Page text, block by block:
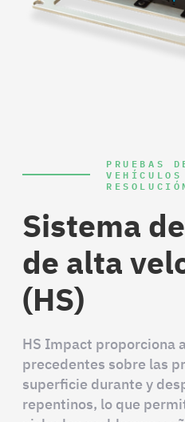
PRUEBAS
Sistema
de alta
(HS)
HS Impact proporciona
precedentes sobre las
superficie durante y
repentinos, lo que